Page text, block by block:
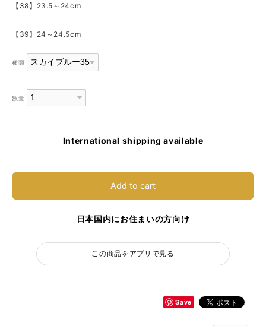
【38】23.5～24cm
【39】24～24.5cm
種類
数量
International shipping available
Add to cart
日本国内にお住まいの方向け
この商品をアプリで見る
Save